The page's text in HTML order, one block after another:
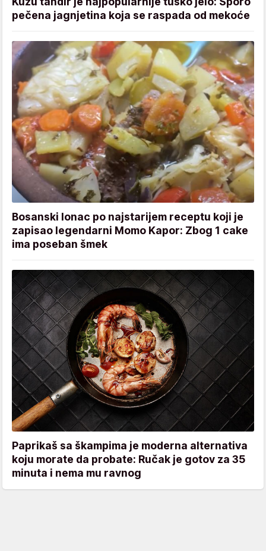
pečena jagnjetina koja se raspada od mekoće
Bosanski lonac po najstarijem receptu koji je
zapisao legendarni Momo Kapor: Zbog 1 cake
ima poseban šmek
Paprikaš sa škampima je moderna alternativa
koju morate da probate: Ručak je gotov za 35
minuta i nema mu ravnog